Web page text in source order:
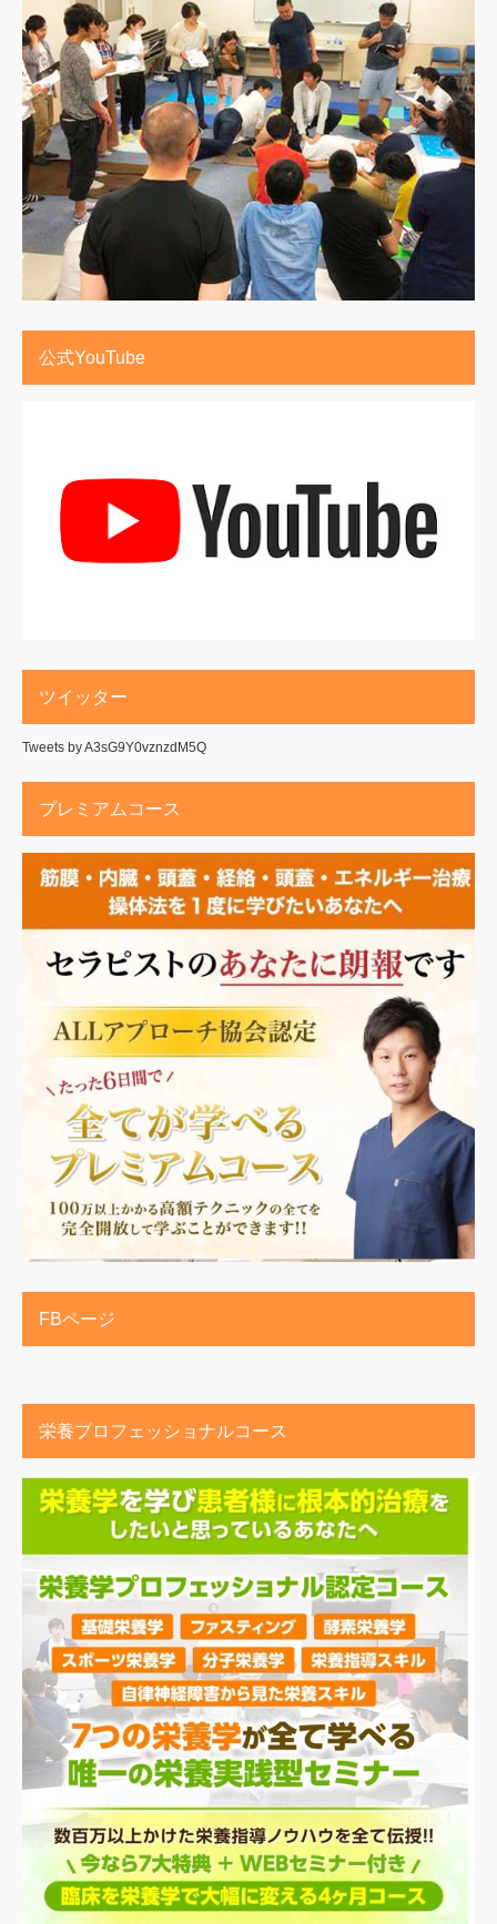
公式YouTube
ツイッター
Tweets by A3sG9Y0vznzdM5Q
プレミアムコース
FBページ
栄養プロフェッショナルコース